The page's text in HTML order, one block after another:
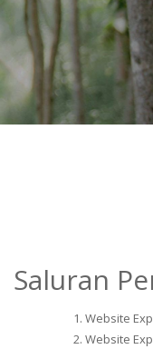
Saluran
Website
Website